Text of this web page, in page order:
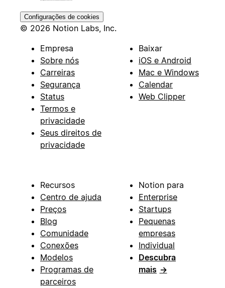
Configurações de cookies
© 2026 Notion Labs, Inc.
Empresa
Sobre nós
Carreiras
Segurança
Status
Termos e
privacidade
Seus direitos de
privacidade
Baixar
iOS e Android
Mac e Windows
Calendar
Web Clipper
Recursos
Centro de ajuda
Preços
Blog
Comunidade
Conexões
Modelos
Programas de
parceiros
Notion para
Enterprise
Startups
Pequenas
empresas
Individual
Descubra
mais →